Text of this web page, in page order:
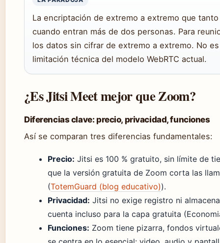
La encriptación de extremo a extremo que
cuando entran más de dos personas. Para
los datos sin cifrar de extremo a extremo. No
limitación técnica del modelo WebRTC actual.
¿Es Jitsi Meet mejor que Zoom?
Diferencias clave: precio, privacidad, funciones
Así se comparan tres diferencias fundamentales:
Precio: Jitsi es 100 % gratuito, sin límite de
que la versión gratuita de Zoom corta las
(TotemGuard (blog educativo)).
Privacidad: Jitsi no exige registro ni
cuenta incluso para la capa gratuita
Funciones: Zoom tiene pizarra, fondos